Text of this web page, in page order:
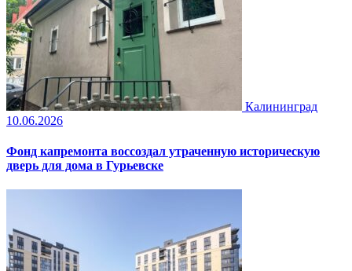
Калининград
10.06.2026
Фонд капремонта воссоздал утраченную историческую
дверь для дома в Гурьевске